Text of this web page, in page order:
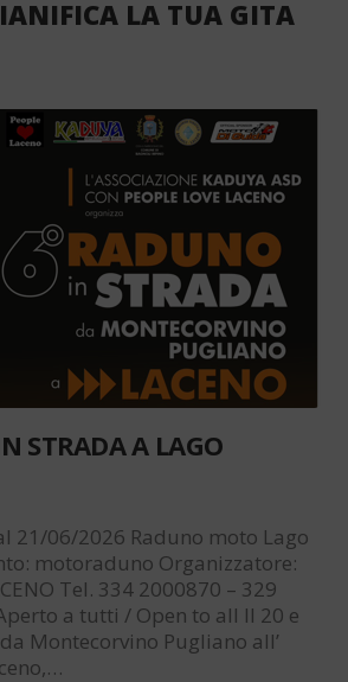
LA TUA GITA
STRADA A LAGO
21/06/2026 Raduno moto Lago
motoraduno Organizzatore:
Tel. 334 2000870 – 329
a tutti / Open to all Il 20 e
Montecorvino Pugliano all’